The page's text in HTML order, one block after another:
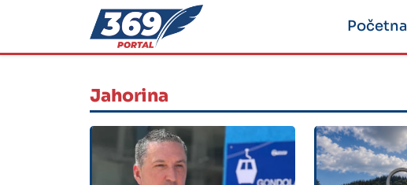
Početna
Jahorina